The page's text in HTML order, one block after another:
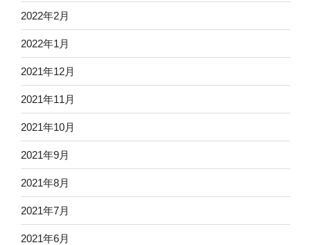
2022年2月
2022年1月
2021年12月
2021年11月
2021年10月
2021年9月
2021年8月
2021年7月
2021年6月